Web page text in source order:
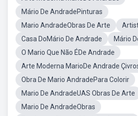
Mário De AndradePinturas
Mario AndradeObras De Arte
Casa DoMário De Andrade
Mário
O Mario Que Não ÉDe Andrade
Arte Moderna MarioDe Andrade
Obra De Mario AndradePara Colorir
Mario De AndradeUAS Obras De Arte
Mario De AndradeObras